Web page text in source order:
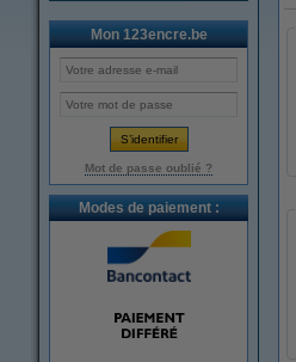
Mon 123encre.be
Mot de passe oublié ?
Modes de paiement :